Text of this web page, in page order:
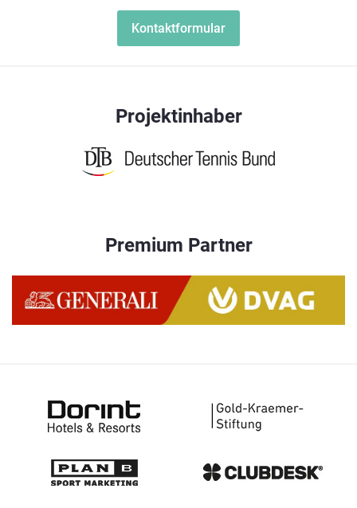
Kontaktformular
Projektinhaber
Premium Partner